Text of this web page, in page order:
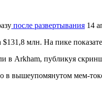
после развертывания 14
$131,8 млн. На пике
в Arkham, публикуя
в вышеупомянутом мем-